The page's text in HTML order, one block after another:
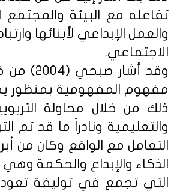
تفاعله مع البيئة
والعمل الإبداعي لأبنائها
الاجتماعي.
وقد
مفهوم المفهومية بمنظور
ذلك من خلال محاولة
والتعليمية ونادراً ما قد تم
التعامل مع الواقع وكان من
الذكاء والإبداع والحكمة
التي تجمع في توليفة تعود